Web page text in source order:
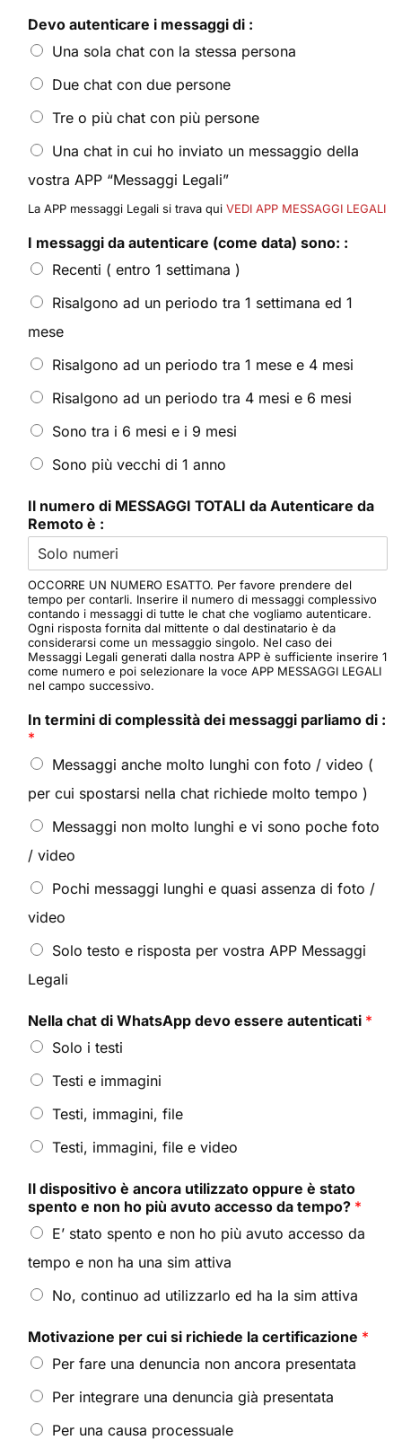
Devo autenticare i messaggi di :
Una sola chat con la stessa persona
Due chat con due persone
Tre o più chat con più persone
Una chat in cui ho inviato un messaggio della
vostra APP “Messaggi Legali”
La APP messaggi Legali si trava qui VEDI APP MESSAGGI LEGALI
I messaggi da autenticare (come data) sono: :
Recenti ( entro 1 settimana )
Risalgono ad un periodo tra 1 settimana ed 1
mese
Risalgono ad un periodo tra 1 mese e 4 mesi
Risalgono ad un periodo tra 4 mesi e 6 mesi
Sono tra i 6 mesi e i 9 mesi
Sono più vecchi di 1 anno
Il numero di MESSAGGI TOTALI da Autenticare da
Remoto è :
OCCORRE UN NUMERO ESATTO. Per favore prendere del
tempo per contarli. Inserire il numero di messaggi complessivo
contando i messaggi di tutte le chat che vogliamo autenticare.
Ogni risposta fornita dal mittente o dal destinatario è da
considerarsi come un messaggio singolo. Nel caso dei
Messaggi Legali generati dalla nostra APP è sufficiente inserire 1
come numero e poi selezionare la voce APP MESSAGGI LEGALI
nel campo successivo.
In termini di complessità dei messaggi parliamo di :
*
Messaggi anche molto lunghi con foto / video (
per cui spostarsi nella chat richiede molto tempo )
Messaggi non molto lunghi e vi sono poche foto
/ video
Pochi messaggi lunghi e quasi assenza di foto /
video
Solo testo e risposta per vostra APP Messaggi
Legali
Nella chat di WhatsApp devo essere autenticati *
Solo i testi
Testi e immagini
Testi, immagini, file
Testi, immagini, file e video
Il dispositivo è ancora utilizzato oppure è stato
spento e non ho più avuto accesso da tempo? *
E’ stato spento e non ho più avuto accesso da
tempo e non ha una sim attiva
No, continuo ad utilizzarlo ed ha la sim attiva
Motivazione per cui si richiede la certificazione *
Per fare una denuncia non ancora presentata
Per integrare una denuncia già presentata
Per una causa processuale